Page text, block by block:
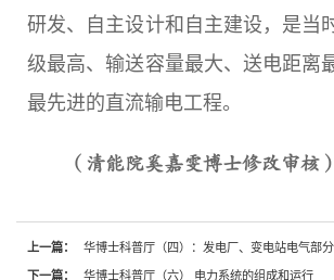
研发、自主设计和自主建设，是当
级最高、输送容量最大、送电距离
最先进的直流输电工程。
（清能院奚嘉雯博士修改审核 ）
上一篇： 华博士科普厅（四）：发电厂、变电站电气部分
下一篇： 华博士科普厅（六） 电力系统的组成和运行